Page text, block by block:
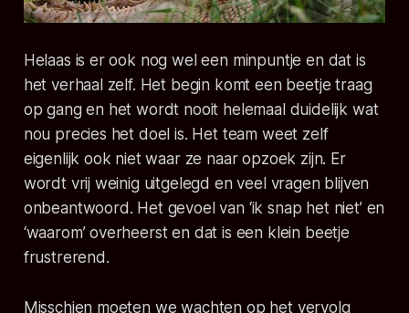
Helaas is er ook nog wel een minpuntje en dat is
het verhaal zelf. Het begin komt een beetje traag
op gang en het wordt nooit helemaal duidelijk wat
nou precies het doel is. Het team weet zelf
eigenlijk ook niet waar ze naar opzoek zijn. Er
wordt vrij weinig uitgelegd en veel vragen blijven
onbeantwoord. Het gevoel van ‘ik snap het niet’ en
‘waarom’ overheerst en dat is een klein beetje
frustrerend.
Misschien moeten we wachten op het vervolg